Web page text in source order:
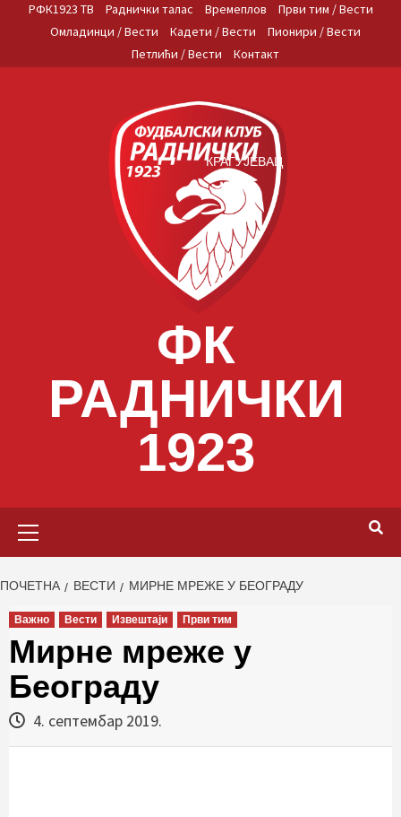
РФК1923 ТВ Раднички талас Времеплов
Први тим / Вести
Омладинци / Вести
Кадети / Вести
Пионири / Вести
Петлићи / Вести
Контакт
ФК
РАДНИЧКИ
1923
КРАГУЈЕВАЦ
ПОЧЕТНА ВЕСТИ МИРНЕ МРЕЖЕ У БЕОГРАДУ
Важно Вести Извештаји Први тим
Мирне мреже у
Београду
4. септембар 2019.